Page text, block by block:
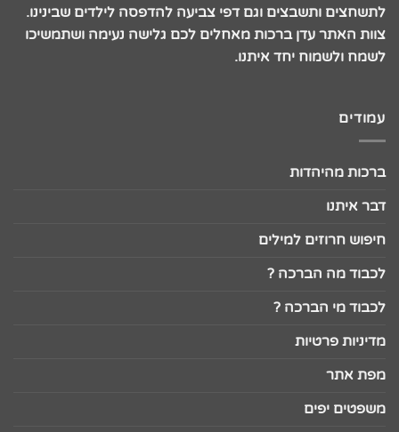
לתשחצים ותשבצים וגם דפי צביעה להדפסה לילדים שבינינו.
צוות האתר עדן ברכות מאחלים לכם גלישה נעימה ושתמשיכו
לשמח ולשמוח יחד איתנו.
עמודים
ברכות מהיהדות
דבר איתנו
חיפוש חרוזים למילים
לכבוד מה הברכה ?
לכבוד מי הברכה ?
מדיניות פרטיות
מפת אתר
משפטים יפים